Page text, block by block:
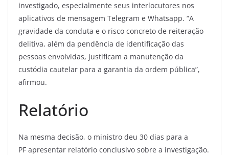
investigado, especialmente seus interlocutores nos
aplicativos de mensagem Telegram e Whatsapp. “A
gravidade da conduta e o risco concreto de reiteração
delitiva, além da pendência de identificação das
pessoas envolvidas, justificam a manutenção da
custódia cautelar para a garantia da ordem pública”,
afirmou.
Relatório
Na mesma decisão, o ministro deu 30 dias para a
PF apresentar relatório conclusivo sobre a investigação.